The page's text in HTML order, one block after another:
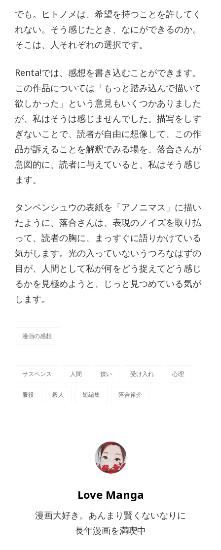
でも。ヒトノメは、希望を持つことを許してく
れない。そう感じたとき、なにができるのか。
そこは、人それぞれの選択です。
Renta!では、感想を書き込むことができます。
この作品については「もっと踏み込んで描いて
欲しかった」という意見もいくつかありました
が、私はそうは感じませんでした。描写をしす
ぎないことで、読者が自由に想像して、この作
品が訴えることを解釈でみる場を、落合さんが
意図的に、読者に与えていると、私はそう感じ
ます。
タンペンシュウの表紙を「アノニマス」に描い
たように、落合さんは、表現のノイズを取り払
って、読者の胸に、まっすぐに語りかけている
気がします。光の入っていないうつろなはずの
目が、人間として私が何をどう捉えてどう感じ
るかを見極めようと、じっと見つめている気が
します。
漫画の感想
サスペンス 人間 償い 受け入れ 心理
服役 殺人 短編集 落合裕介
投
稿
者:
Love Manga
漫画大好き。あんまり賢くないなりに
長年漫画を満喫中